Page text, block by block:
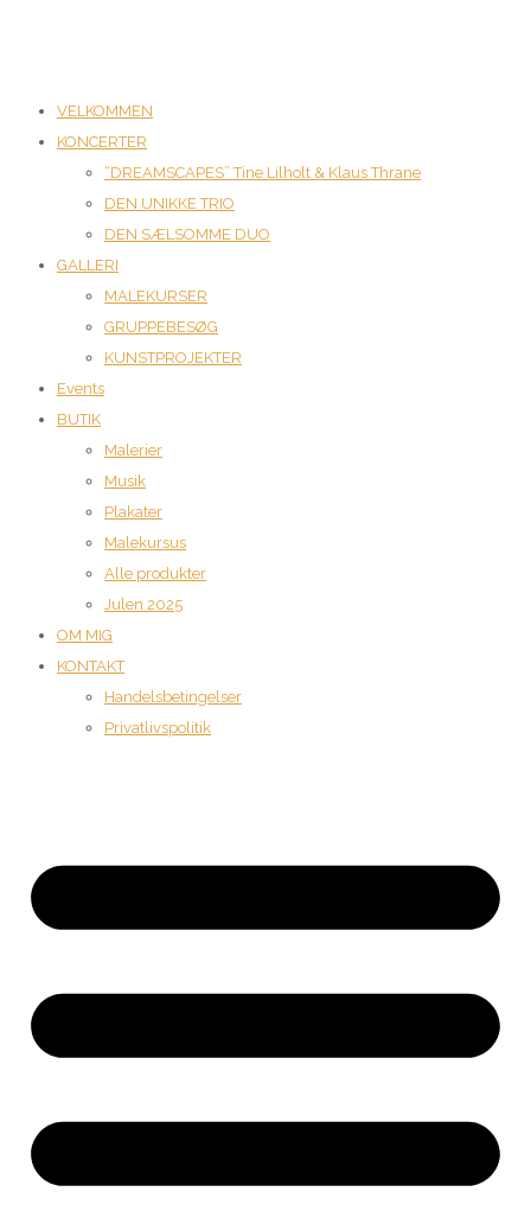
VELKOMMEN
KONCERTER
“DREAMSCAPES” Tine Lilholt & Klaus Thrane
DEN UNIKKE TRIO
DEN SÆLSOMME DUO
GALLERI
MALEKURSER
GRUPPEBESØG
KUNSTPROJEKTER
Events
BUTIK
Malerier
Musik
Plakater
Malekursus
Alle produkter
Julen 2025
OM MIG
KONTAKT
Handelsbetingelser
Privatlivspolitik